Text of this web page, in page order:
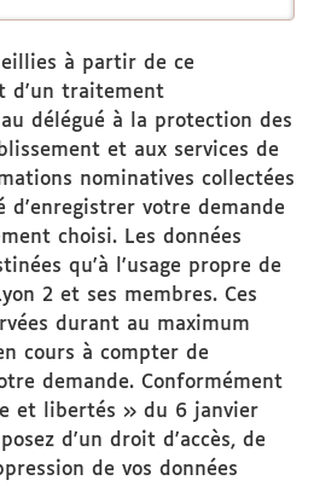
à partir de ce
d'un traitement
délégué à la protection des
et aux services de
nominatives collectées
d'enregistrer votre demande
choisi. Les données
qu'à l'usage propre de
2 et ses membres. Ces
durant au maximum
cours à compter de
demande. Conformément
et libertés » du 6 janvier
d'un droit d'accès, de
de vos données